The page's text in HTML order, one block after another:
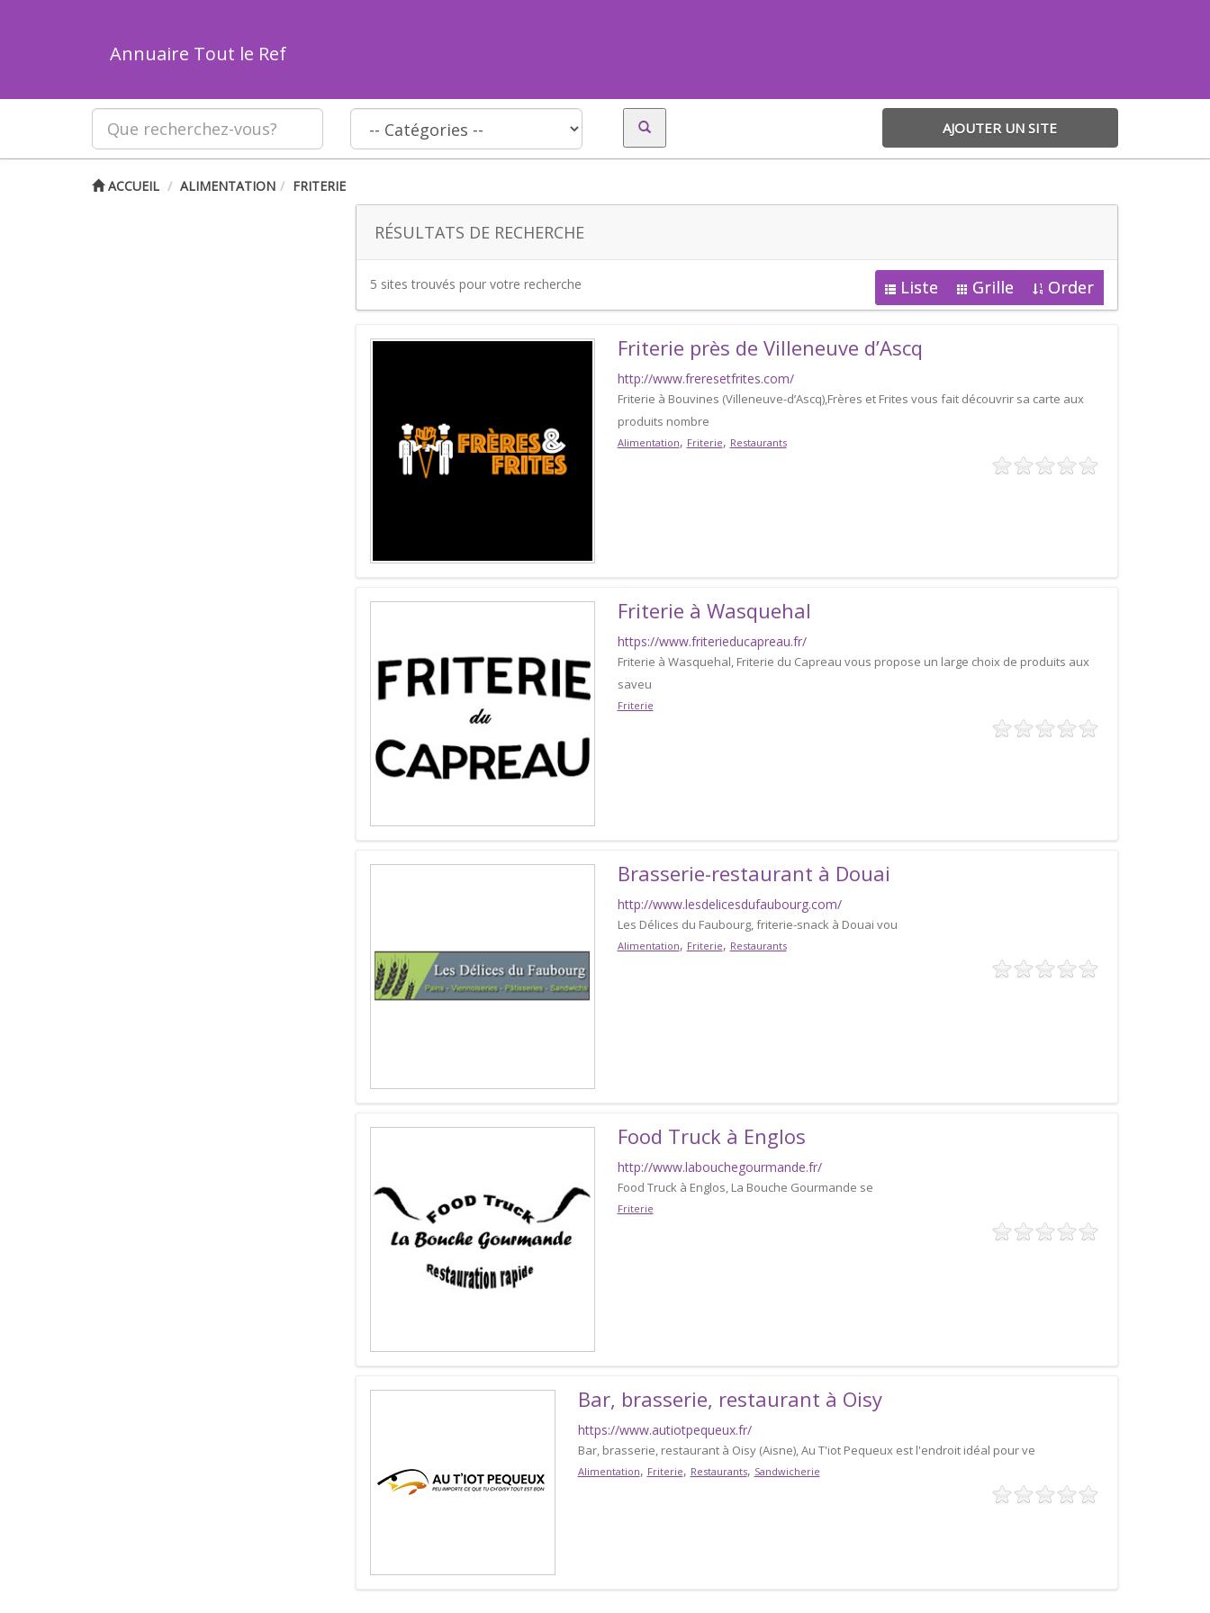
Annuaire Tout le Ref
AJOUTER UN SITE
ACCUEIL ALIMENTATION FRITERIE
RÉSULTATS DE RECHERCHE
5 sites trouvés pour votre recherche Liste Grille Order
Friterie près de Villeneuve d’Ascq
http://www.freresetfrites.com/
Friterie à Bouvines (Villeneuve-d’Ascq),Frères et Frites vous fait découvrir sa carte aux
produits nombre
Alimentation, Friterie, Restaurants
Friterie à Wasquehal
https://www.friterieducapreau.fr/
Friterie à Wasquehal, Friterie du Capreau vous propose un large choix de produits aux
saveu
Friterie
Brasserie-restaurant à Douai
http://www.lesdelicesdufaubourg.com/
Les Délices du Faubourg, friterie-snack à Douai vou
Alimentation, Friterie, Restaurants
Food Truck à Englos
http://www.labouchegourmande.fr/
Food Truck à Englos, La Bouche Gourmande se
Friterie
Bar, brasserie, restaurant à Oisy
https://www.autiotpequeux.fr/
Bar, brasserie, restaurant à Oisy (Aisne), Au T'iot Pequeux est l'endroit idéal pour ve
Alimentation, Friterie, Restaurants, Sandwicherie